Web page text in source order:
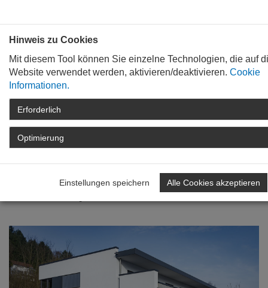
STARTSEITE
ARCHIV
TAG DER ARCHITEKTUR
2020
Zurück zur Übersicht
Zahnarztpraxis mit Wohnen
Previous
Hinweis zu Cookies
Mit diesem Tool können Sie einzelne Technologien, die auf
Website verwendet werden, aktivieren/deaktivieren. Cookie
Informationen.
Erforderlich
Optimierung
Einstellungen speichern Alle Cookies akzeptieren